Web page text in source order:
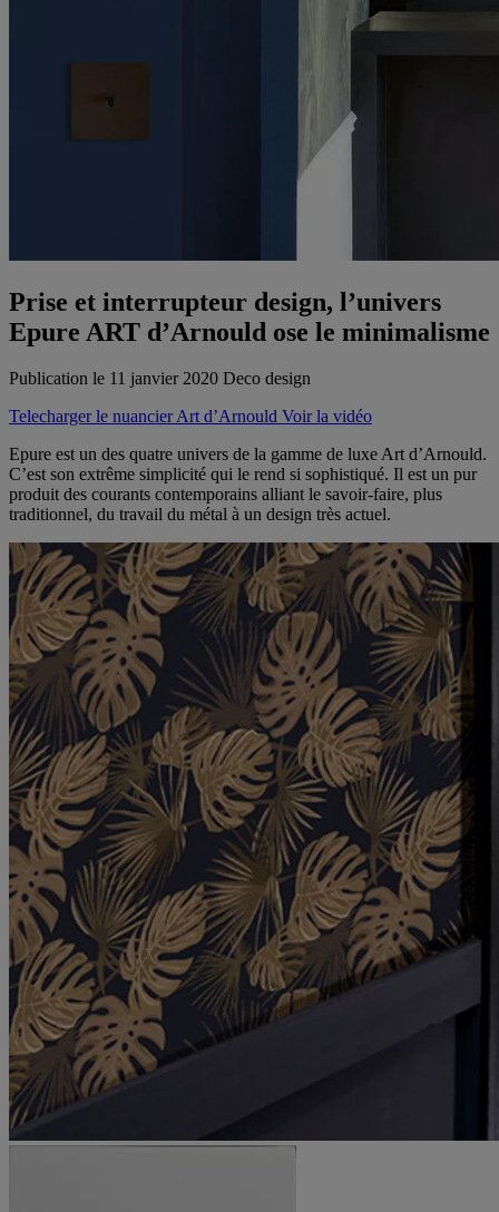
Prise et interrupteur design, l’univers
Epure ART d’Arnould ose le minimalisme
Publication le 11 janvier 2020 Deco design
Telecharger le nuancier Art d’Arnould Voir la vidéo
Epure est un des quatre univers de la gamme de luxe Art d’Arnould.
C’est son extrême simplicité qui le rend si sophistiqué. Il est un pur
produit des courants contemporains alliant le savoir-faire, plus
traditionnel, du travail du métal à un design très actuel.